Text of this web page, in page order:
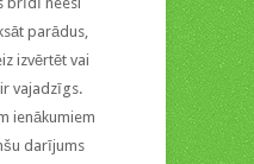
parādus,
izvērtēt vai
vajadzīgs.
ienākumiem
darījums